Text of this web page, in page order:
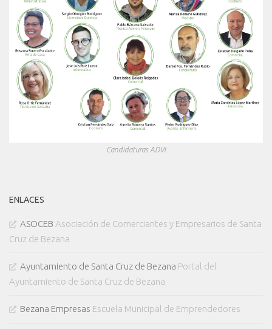
Candidaturas ADVI
ENLACES
ASOCEB Asociación de Comerciantes y Empresarios de Santa
Cruz de Bezana
Ayuntamiento de Santa Cruz de Bezana Portal del
Ayuntamiento de Santa Cruz de Bezana
Bezana Empresas Escuela Municipal de Emprendedores